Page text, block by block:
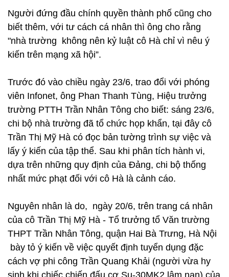
Người đứng đầu chính quyền thành phố cũng cho
biết thêm, với tư cách cá nhân thì ông cho rằng
"nhà trường không nên kỷ luật cô Hà chỉ vì nêu ý
kiến trên mạng xã hội”.
Trước đó vào chiều ngày 23/6, trao đổi với phóng
viên Infonet, ông Phan Thanh Tùng, Hiệu trưởng
trường PTTH Trần Nhân Tông cho biết: sáng 23/6,
chi bộ nhà trường đã tổ chức họp khẩn, tại đây cô
Trần Thị Mỹ Hà có đọc bản tường trình sự việc và
lấy ý kiến của tập thể. Sau khi phân tích hành vi,
dựa trên những quy định của Đảng, chi bộ thống
nhất mức phạt đối với cô Hà là cảnh cáo.
Nguyên nhân là do, ngày 20/6, trên trang cá nhân
của cô Trần Thị Mỹ Hà - Tổ trưởng tổ Văn trường
THPT Trần Nhân Tông, quận Hai Bà Trưng, Hà Nội
bày tỏ ý kiến về việc quyết định tuyển dụng đặc
cách vợ phi công Trần Quang Khải (người vừa hy
sinh khi chiếc chiến đấu cơ Su-30MK2 lâm nạn) của